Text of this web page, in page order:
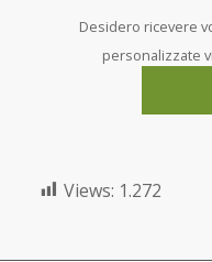
Desidero ricevere
personalizzate
Views: 1.272